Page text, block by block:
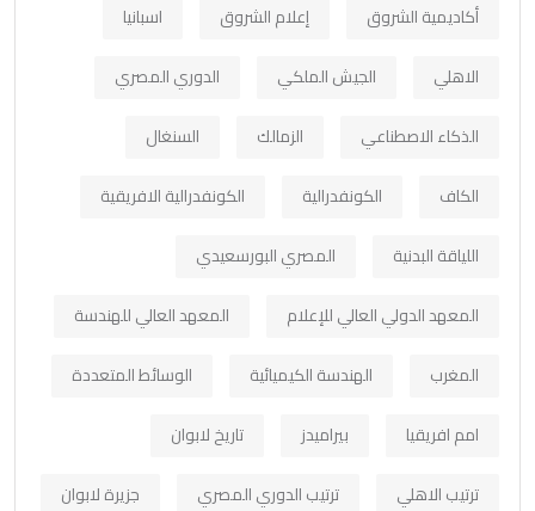
أكاديمية الشروق
إعلام الشروق
اسبانيا
الاهلي
الجيش الملكي
الدوري المصري
الذكاء الاصطناعي
الزمالك
السنغال
الكاف
الكونفدرالية
الكونفدرالية الافريقية
اللياقة البدنية
المصري البورسعيدي
المعهد الدولي العالي للإعلام
المعهد العالي للهندسة
المغرب
الهندسة الكيميائية
الوسائط المتعددة
امم افريقيا
بيراميدز
تاريخ لابوان
ترتيب الاهلي
ترتيب الدوري المصري
جزيرة لابوان